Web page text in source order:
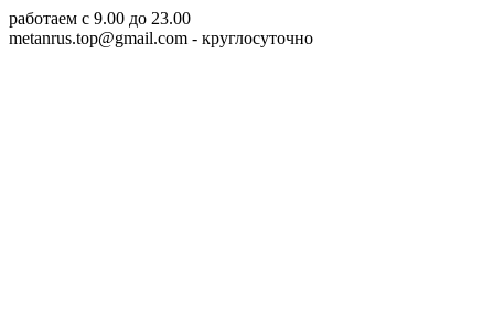
работаем c 9.00 до 23.00
metanrus.top@gmail.com - круглосуточно